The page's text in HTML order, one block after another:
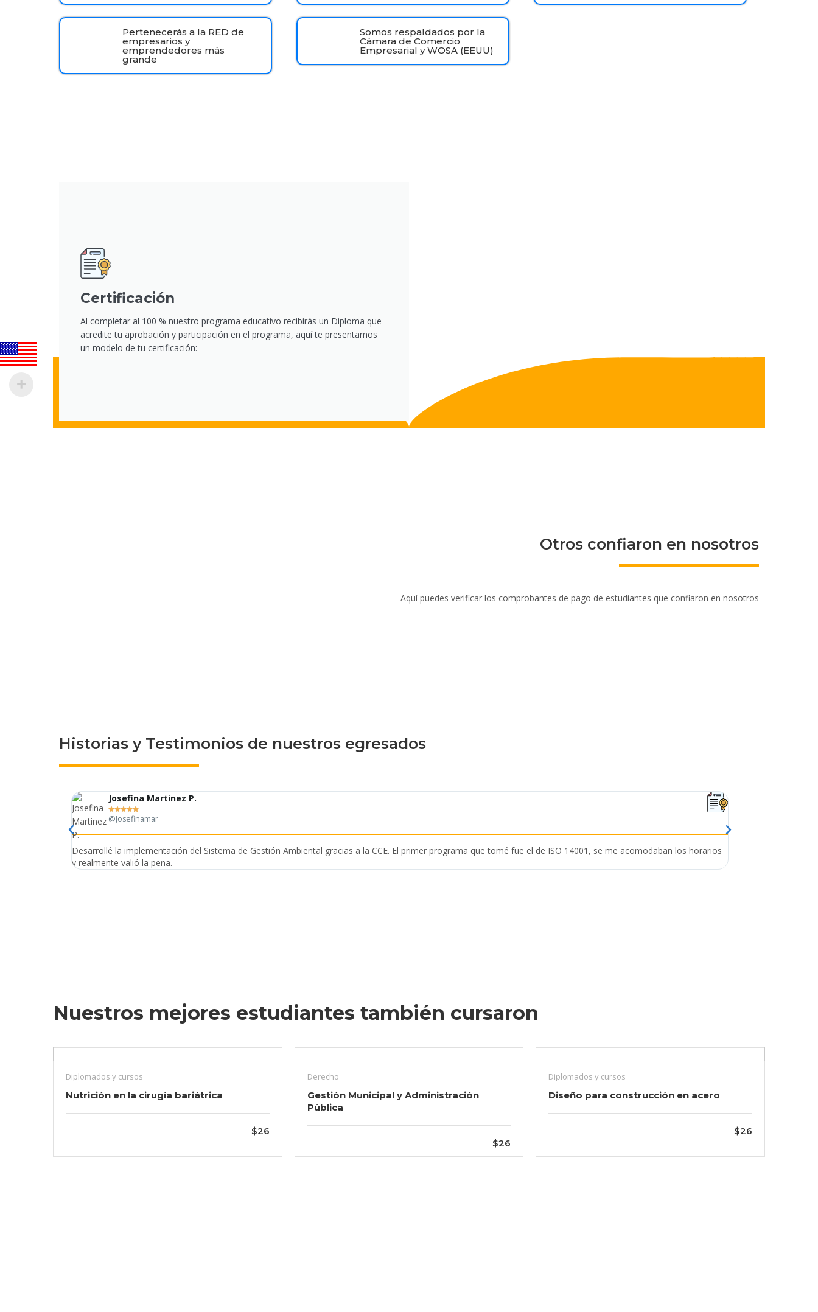
Pertenecerás a la RED de
empresarios y
emprendedores más
grande
Somos respaldados por la
Cámara de Comercio
Empresarial y WOSA (EEUU)
Certificación
Al completar al 100 % nuestro programa educativo recibirás un Diploma que
acredite tu aprobación y participación en el programa, aquí te presentamos
un modelo de tu certificación:
Otros confiaron en nosotros
Aquí puedes verificar los comprobantes de pago de estudiantes que confiaron en nosotros
Historias y Testimonios de nuestros egresados
Josefina Martinez P.

@Josefinamar
Desarrollé la implementación del Sistema de Gestión Ambiental gracias a la CCE. El primer programa que tomé fue el de ISO 14001, se me acomodaban los horarios
y realmente valió la pena.
Nuestros mejores estudiantes también cursaron
Diplomados y cursos
Nutrición en la cirugía bariátrica
$26
Derecho
Gestión Municipal y Administración
Pública
$26
Diplomados y cursos
Diseño para construcción en acero
$26